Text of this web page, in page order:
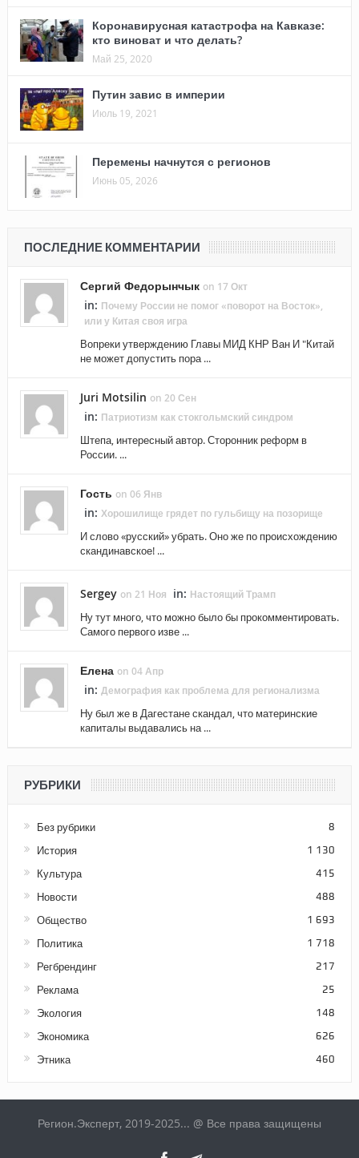
Коронавирусная катастрофа на Кавказе:
кто виноват и что делать?
Май 25, 2020
Путин завис в империи
Июль 19, 2021
Перемены начнутся с регионов
Июнь 05, 2026
ПОСЛЕДНИЕ КОММЕНТАРИИ
Сергий Федорынчык on 17 Окт
in: Почему России не помог «поворот на Восток»,
или у Китая своя игра
Вопреки утверждению Главы МИД КНР Ван И "Китай
не может допустить пора ...
Juri Motsilin on 20 Сен
in: Патриотизм как стокгольмский синдром
Штепа, интересный автор. Сторонник реформ в
России. ...
Гость on 06 Янв
in: Хорошилище грядет по гульбищу на позорище
И слово «русский» убрать. Оно же по происхождению
скандинавское! ...
Sergey on 21 Ноя in: Настоящий Трамп
Ну тут много, что можно было бы прокомментировать.
Самого первого изве ...
Елена on 04 Апр
in: Демография как проблема для регионализма
Ну был же в Дагестане скандал, что материнские
капиталы выдавались на ...
РУБРИКИ
Без рубрики 8
История 1 130
Культура 415
Новости 488
Общество 1 693
Политика 1 718
Регбрендинг 217
Реклама 25
Экология 148
Экономика 626
Этника 460
Регион.Эксперт, 2019-2025... @ Все права защищены